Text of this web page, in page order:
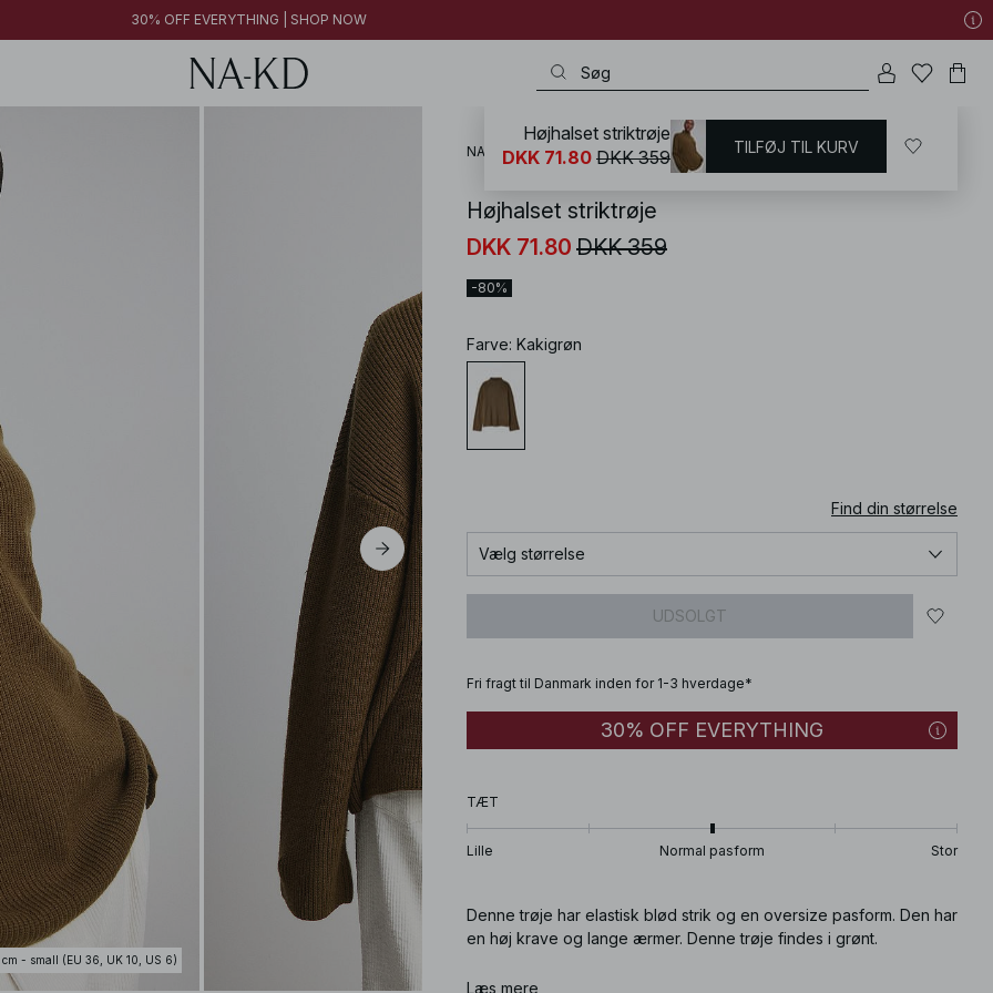
30% OFF EVERYTHING | SHOP NOW
cm - small (EU 36, UK 10, US 6)
NA-KD / Trøjer / Oversize trøjer
Højhalset striktrøje
DKK 71.80 DKK 359
-80%
Farve: Kakigrøn
Find din størrelse
Vælg størrelse
UDSOLGT
Fri fragt til Danmark inden for 1-3 hverdage*
30% OFF EVERYTHING
TÆT
Lille Normal pasform Stor
Denne trøje har elastisk blød strik og en oversize pasform. Den har
en høj krave og lange ærmer. Denne trøje findes i grønt.
Artikelnummer
Læs mere
Højhalset striktrøje
DKK 71.80 DKK 359 TILFØJ TIL KURV